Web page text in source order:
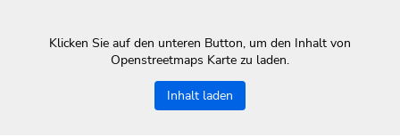
Klicken Sie auf den unteren Button, um den Inhalt von
Openstreetmaps Karte zu laden.
Inhalt laden